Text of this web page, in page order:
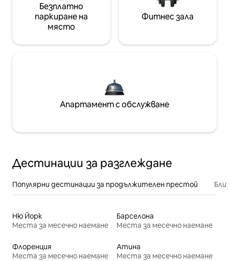
Безплатно
паркиране на
място
Фитнес зала
Апартамент с обслужване
Дестинации за разглеждане
Популярни дестинации за продължителен престой
Ню Йорк
Места за месечно наемане
Барселона
Места за месечно наемане
Флоренция
Места за месечно наемане
Атина
Места за месечно наемане